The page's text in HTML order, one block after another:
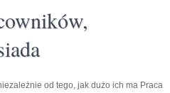
od tego, jak dużo ich ma Praca